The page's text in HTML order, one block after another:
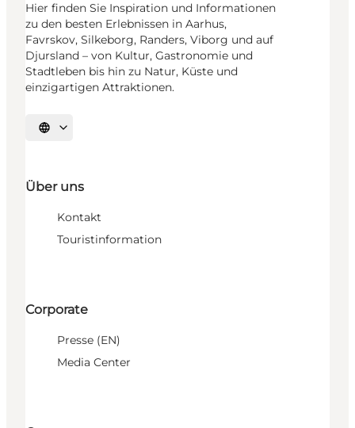
Hier finden Sie Inspiration und Informationen
zu den besten Erlebnissen in Aarhus,
Favrskov, Silkeborg, Randers, Viborg und auf
Djursland – von Kultur, Gastronomie und
Stadtleben bis hin zu Natur, Küste und
einzigartigen Attraktionen.
Sprache auswählen
Über uns
Kontakt
Touristinformation
Corporate
Presse (EN)
Media Center